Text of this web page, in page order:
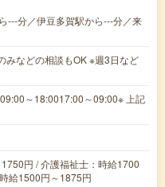
---分／伊豆多賀駅から---分／来
みなどの相談もOK ※週3日など
～18:0017:00～09:00※ 上記
円 / 介護福祉士：時給1700
給1500円～1875円